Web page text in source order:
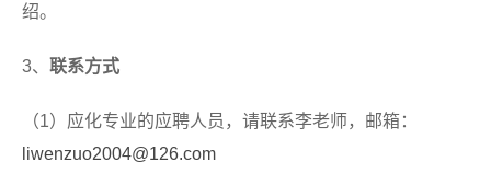
绍。
3、 联系方式
（1）应化专业的应聘人员，请联系李老师，邮箱：
liwenzuo2004@126.com